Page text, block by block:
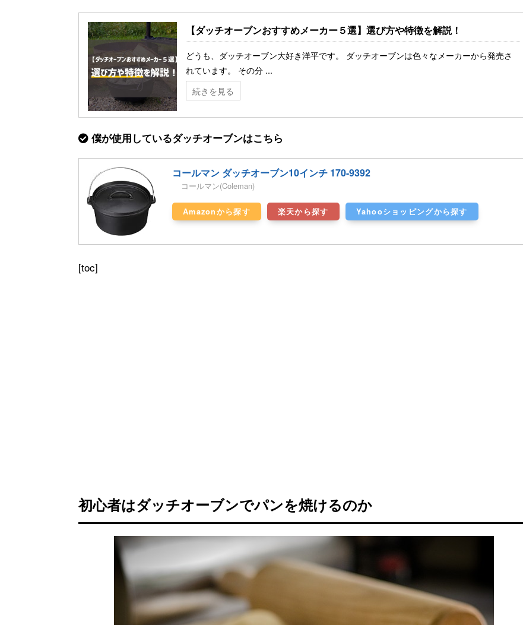
【ダッチオーブンおすすめメーカー５選】選び方や特徴を解説！
どうも、ダッチオーブン大好き洋平です。 ダッチオーブンは色々なメーカーから発売さ
れています。 その分 ...
続きを見る
僕が使用しているダッチオーブンはこちら
コールマン ダッチオーブン10インチ 170-9392
コールマン(Coleman)
Amazonから探す 楽天から探す Yahooショッピングから探す
[toc]
初心者はダッチオーブンでパンを焼けるのか